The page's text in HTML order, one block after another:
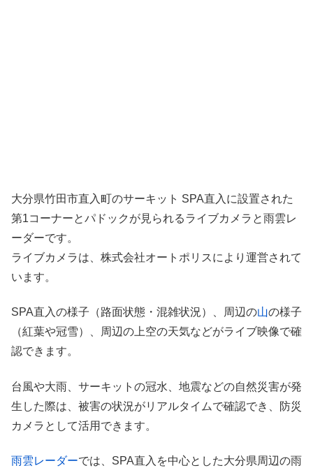
大分県竹田市直入町のサーキット SPA直入に設置された
第1コーナーとパドックが見られるライブカメラと雨雲レ
ーダーです。
ライブカメラは、株式会社オートポリスにより運営されて
います。
SPA直入の様子（路面状態・混雑状況）、周辺の山の様子
（紅葉や冠雪）、周辺の上空の天気などがライブ映像で確
認できます。
台風や大雨、サーキットの冠水、地震などの自然災害が発
生した際は、被害の状況がリアルタイムで確認でき、防災
カメラとして活用できます。
雨雲レーダーでは、SPA直入を中心とした大分県周辺の雨